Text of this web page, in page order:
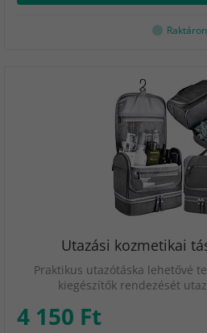
Raktáron
Utazási kozmetikai
Praktikus utazótáska lehetővé
kiegészítők rendezését
4 150 Ft